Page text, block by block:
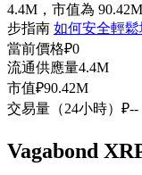
跟單
與頂尖交易專家
4.4M，市值為
步指南 如何安全輕鬆
當前價格₽0
流通供應量4.4M
市值₽90.42M
交易量（24小時） ₽--
Vagabond